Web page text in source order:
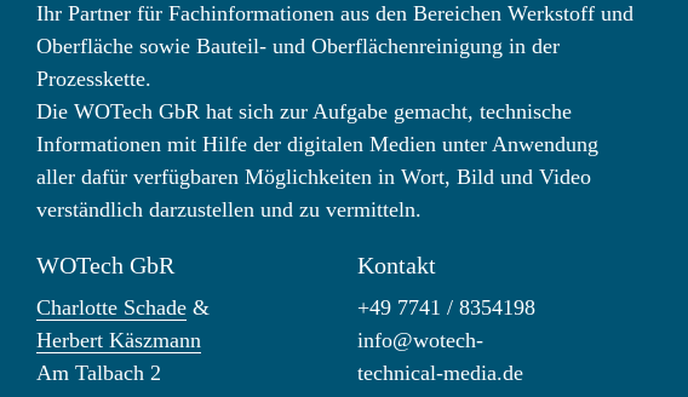
Ihr Partner für Fachinformationen aus den Bereichen Werkstoff und
Oberfläche sowie Bauteil- und Oberflächenreinigung in der
Prozesskette.
Die WOTech GbR hat sich zur Aufgabe gemacht, technische
Informationen mit Hilfe der digitalen Medien unter Anwendung
aller dafür verfügbaren Möglichkeiten in Wort, Bild und Video
verständlich darzustellen und zu vermitteln.
WOTech GbR
Charlotte Schade &
Herbert Käszmann
Am Talbach 2
Kontakt
+49 7741 / 8354198
info@wotech-
technical-media.de